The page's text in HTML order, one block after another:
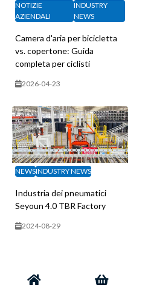
NOTIZIE
AZIENDALI
INDUSTRY
NEWS
Camera d'aria per bicicletta
vs. copertone: Guida
completa per ciclisti
2026-04-23
NEWSINDUSTRY NEWS
Industria dei pneumatici
Seyoun 4.0 TBR Factory
2024-08-29